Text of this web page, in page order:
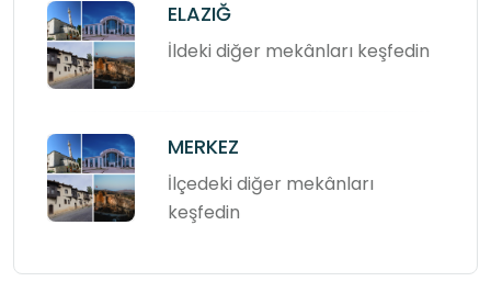
ELAZIĞ
İldeki diğer mekânları keşfedin
MERKEZ
İlçedeki diğer mekânları
keşfedin